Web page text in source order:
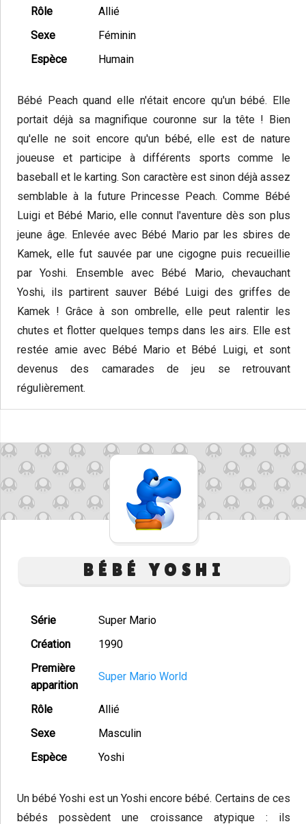
Rôle
Allié
Sexe
Féminin
Espèce
Humain
Bébé Peach quand elle n'était encore qu'un bébé. Elle
portait déjà sa magnifique couronne sur la tête ! Bien
qu'elle ne soit encore qu'un bébé, elle est de nature
joueuse et participe à différents sports comme le
baseball et le karting. Son caractère est sinon déjà assez
semblable à la future Princesse Peach. Comme Bébé
Luigi et Bébé Mario, elle connut l'aventure dès son plus
jeune âge. Enlevée avec Bébé Mario par les sbires de
Kamek, elle fut sauvée par une cigogne puis recueillie
par Yoshi. Ensemble avec Bébé Mario, chevauchant
Yoshi, ils partirent sauver Bébé Luigi des griffes de
Kamek ! Grâce à son ombrelle, elle peut ralentir les
chutes et flotter quelques temps dans les airs. Elle est
restée amie avec Bébé Mario et Bébé Luigi, et sont
devenus des camarades de jeu se retrouvant
régulièrement.
BÉBÉ YOSHI
Série
Super Mario
Création
1990
Première
apparition
Super Mario World
Rôle
Allié
Sexe
Masculin
Espèce
Yoshi
Un bébé Yoshi est un Yoshi encore bébé. Certains de ces
bébés possèdent une croissance atypique : ils